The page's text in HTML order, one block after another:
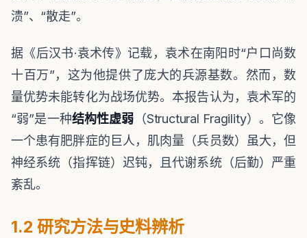
溃”、“散走”。
据《后汉书·袁术传》记载，袁术在南阳时“户口尚数
十百万”，这为他提供了庞大的兵源基数。然而，数
量优势未能转化为战场优势。本报告认为，袁术军的
“弱”是一种结构性虚弱 （Structural Fragility）。它像
一个患有肥胖症的巨人，肌肉量（兵员数）虽大，但
神经系统（指挥链）迟钝，且代谢系统（后勤）严重
紊乱。
1.2 研究方法与史料辨析